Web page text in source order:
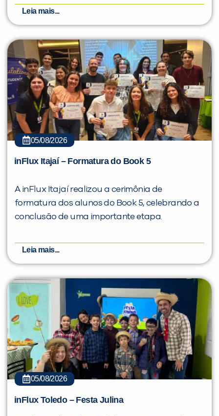
Leia mais...
05/08/2026
inFlux Itajaí – Formatura do Book 5
A inFlux Itajaí realizou a cerimônia de
formatura dos alunos do Book 5, celebrando a
conclusão de uma importante etapa.
Leia mais...
05/08/2026
inFlux Toledo – Festa Julina